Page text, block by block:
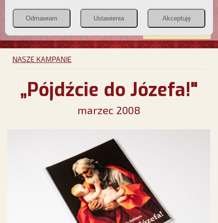
POZNAJ APOSTOLAT FATIMY WESPRZYJ
NAS
NASZE KAMPANIE
„Pójdźcie do Józefa!"
marzec 2008
Odmawiam Ustawienia Akceptuję